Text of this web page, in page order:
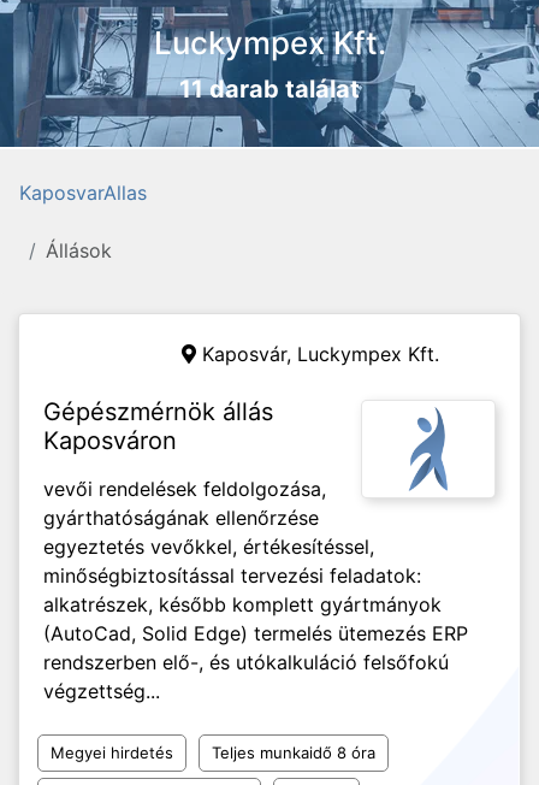
Luckympex Kft.
11 darab találat
KaposvarAllas
Állások
Kaposvár, Luckympex Kft.
Gépészmérnök állás
Kaposváron
vevői rendelések feldolgozása,
gyárthatóságának ellenőrzése
egyeztetés vevőkkel, értékesítéssel,
minőségbiztosítással tervezési feladatok:
alkatrészek, később komplett gyártmányok
(AutoCad, Solid Edge) termelés ütemezés ERP
rendszerben elő-, és utókalkuláció felsőfokú
végzettség...
Megyei hirdetés Teljes munkaidő 8 óra